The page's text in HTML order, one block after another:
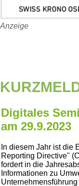
Anzeige
Digitales
am 29.9.2023
In diesem Jahr ist die
Reporting Directive
fordert in die
Informationen zu